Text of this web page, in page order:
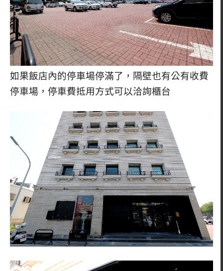
如果飯店內的停車場停滿了，隔壁也有公有收費
停車場，停車費抵用方式可以洽詢櫃台